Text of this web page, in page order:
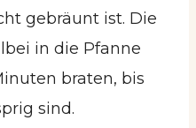
gebräunt ist. Die
in die Pfanne
braten, bis
sind.